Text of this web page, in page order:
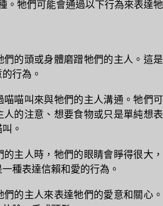
。牠們可能會通過以下行為來表達牠
們的頭或身體磨蹭牠們的主人。這是
行為。
喵喵叫來與牠們的主人溝通。牠們可
人的注意、想要食物或只是單純想表
。
的主人時，牠們的眼睛會睜得很大，
種表達信賴和愛的行為。
們的主人來表達牠們的愛意和關心。